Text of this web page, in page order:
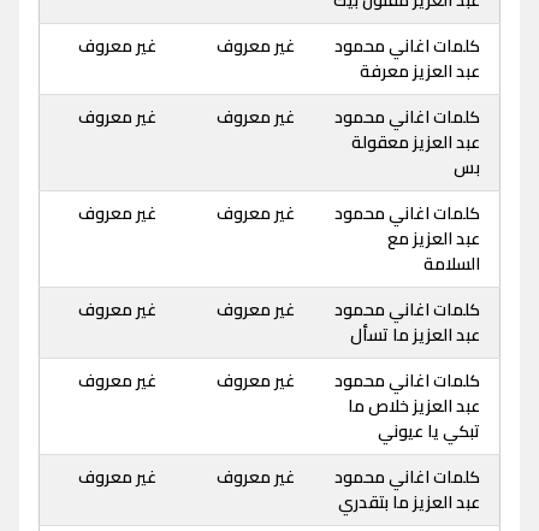
كلمات اغاني محمود
عبد العزيز معرفة
غير معروف غير معروف
كلمات اغاني محمود
عبد العزيز معقولة
بس
غير معروف غير معروف
كلمات اغاني محمود
عبد العزيز مع
السلامة
غير معروف غير معروف
كلمات اغاني محمود
عبد العزيز ما تسأل
غير معروف غير معروف
كلمات اغاني محمود
عبد العزيز خلاص ما
تبكي يا عيوني
غير معروف غير معروف
كلمات اغاني محمود
عبد العزيز ما بتقدري
غير معروف غير معروف